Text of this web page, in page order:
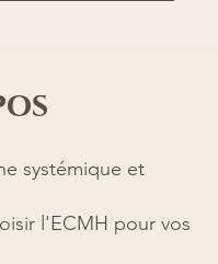
systémique et
l'ECMH pour vos